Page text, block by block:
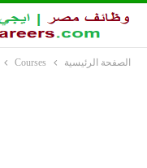
الصفحة الرئيسية Courses